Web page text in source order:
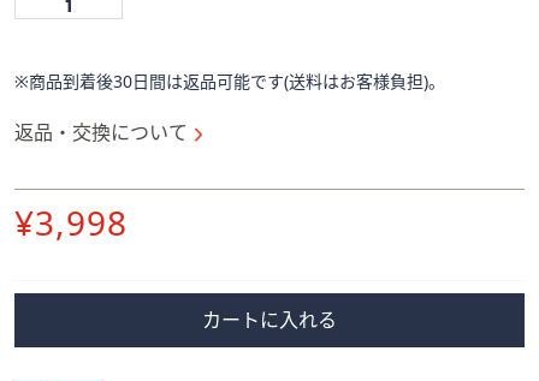
閲
で
ま
※商品到着後30日間は返品可能です(送料はお客様負担)。
返品・交換について
削
¥3,998
カートに入れる